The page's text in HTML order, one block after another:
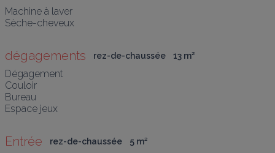
Machine à laver
Sèche-cheveux
dégagements rez-de-chaussée 13 m²
Dégagement
Couloir
Bureau
Espace jeux
Entrée rez-de-chaussée 5 m²